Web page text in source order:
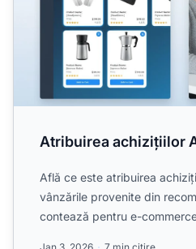
Atribuirea achizițiilor
Află ce este atribuirea
vânzările provenite din
contează pentru e-